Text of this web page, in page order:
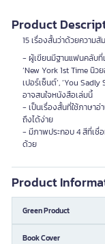
Product
15 เรื่องสั้นว่าด้วยความ
- ผู้เขียนมีฐานแฟนคลับที่
‘New York 1st Time นิว
เปอร์เซ็นต์’, ‘You
อาจสนใจหนังสือเล่มนี้
- เป็นเรื่องสั้นที่ใช้ภาษาอ่
ถึงได้ง่าย
- มีภาพประกอบ 4 สีที่เชื่อ
ด้วย
Product
Green Product
Book Cover